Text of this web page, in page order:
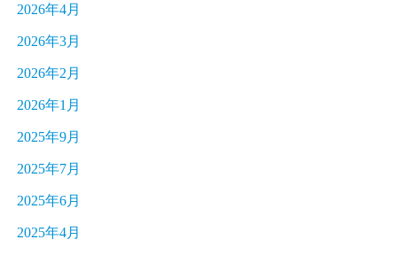
2026年4月
2026年3月
2026年2月
2026年1月
2025年9月
2025年7月
2025年6月
2025年4月